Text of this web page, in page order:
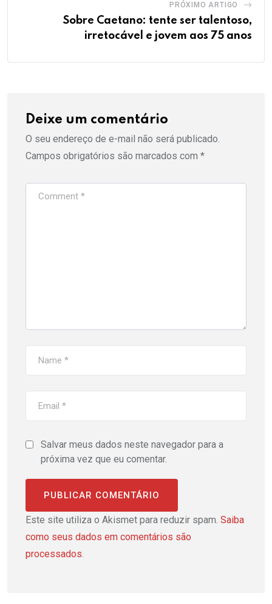
PRÓXIMO ARTIGO
Sobre Caetano: tente ser talentoso,
irretocável e jovem aos 75 anos
Deixe um comentário
O seu endereço de e-mail não será publicado.
Campos obrigatórios são marcados com *
Salvar meus dados neste navegador para a
próxima vez que eu comentar.
Este site utiliza o Akismet para reduzir spam. Saiba
como seus dados em comentários são
processados.